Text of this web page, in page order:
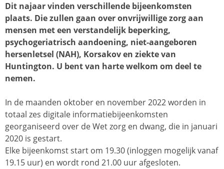
Dit najaar vinden verschillende bijeenkomsten
plaats. Die zullen gaan over onvrijwillige zorg aan
mensen met een verstandelijk beperking,
psychogeriatrisch aandoening, niet-aangeboren
hersenletsel (NAH), Korsakov en ziekte van
Huntington. U bent van harte welkom om deel te
nemen.
In de maanden oktober en november 2022 worden in
totaal zes digitale informatiebijeenkomsten
georganiseerd over de Wet zorg en dwang, die in januari
2020 is gestart.
Elke bijeenkomst start om 19.30 (inloggen mogelijk vanaf
19.15 uur) en wordt rond 21.00 uur afgesloten.